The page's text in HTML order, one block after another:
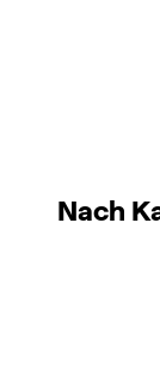
Nach